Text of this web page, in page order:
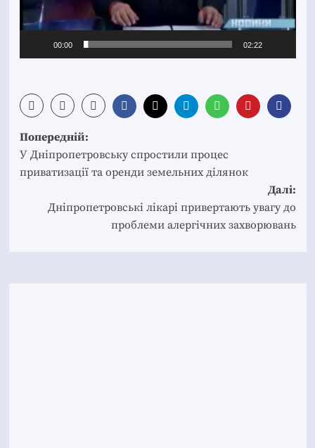
00:00 02:22
Post
navigation
Попередній:
У Дніпропетровську спростили процес
приватизації та оренди земельних ділянок
Далі:
Дніпропетровські лікарі привертають увагу до
проблеми алергічних захворювань